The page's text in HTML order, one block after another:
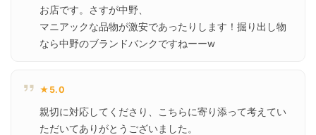
お店です。さすが中野、
マニアックな品物が激安であったりします！掘り出し物
なら中野のブランドバンクですねーーw
★5.0
親切に対応してくださり、こちらに寄り添って考えてい
ただいてありがとうございました。